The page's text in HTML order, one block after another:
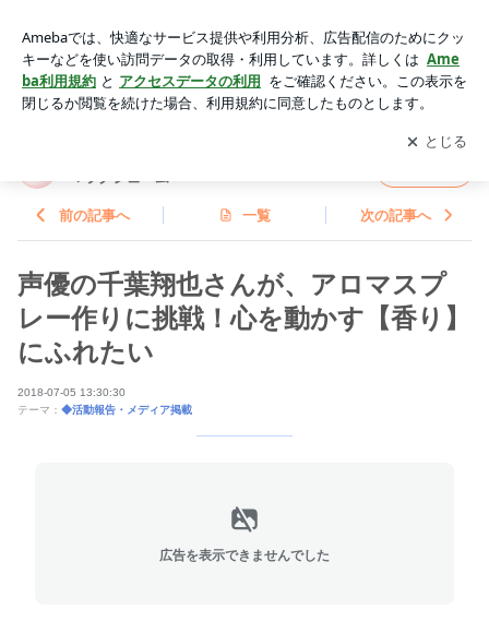
す【香り】にふれたい | 東京・中目黒｜香りで心と身体を整え
るアロマラグジューム
アプリをダウンロードして ブログの更新通知
を受け取りまし
ょう。
開く
マラグジューム
前の記事へ 一覧 次の記事へ
声優の千葉翔也さんが、アロマスプ
レー作りに挑戦！心を動かす【香り】
にふれたい
2018-07-05 13:30:30
テーマ： ◆活動報告・メディア掲載
広告を表示できませんでした